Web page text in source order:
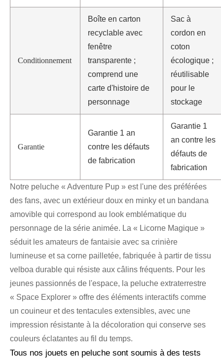
Conditionnement
Boîte en carton
recyclable avec
fenêtre
transparente ;
comprend une
carte d'histoire de
personnage
Sac à
cordon en
coton
écologique ;
réutilisable
pour le
stockage
Garantie
Garantie 1 an
contre les défauts
de fabrication
Garantie 1
an contre les
défauts de
fabrication
Notre peluche « Adventure Pup » est l'une des préférées
des fans, avec un extérieur doux en minky et un bandana
amovible qui correspond au look emblématique du
personnage de la série animée. La « Licorne Magique »
séduit les amateurs de fantaisie avec sa crinière
lumineuse et sa corne pailletée, fabriquée à partir de tissu
velboa durable qui résiste aux câlins fréquents. Pour les
jeunes passionnés de l'espace, la peluche extraterrestre
« Space Explorer » offre des éléments interactifs comme
un couineur et des tentacules extensibles, avec une
impression résistante à la décoloration qui conserve ses
couleurs éclatantes au fil du temps.
Tous nos jouets en peluche sont soumis à des tests